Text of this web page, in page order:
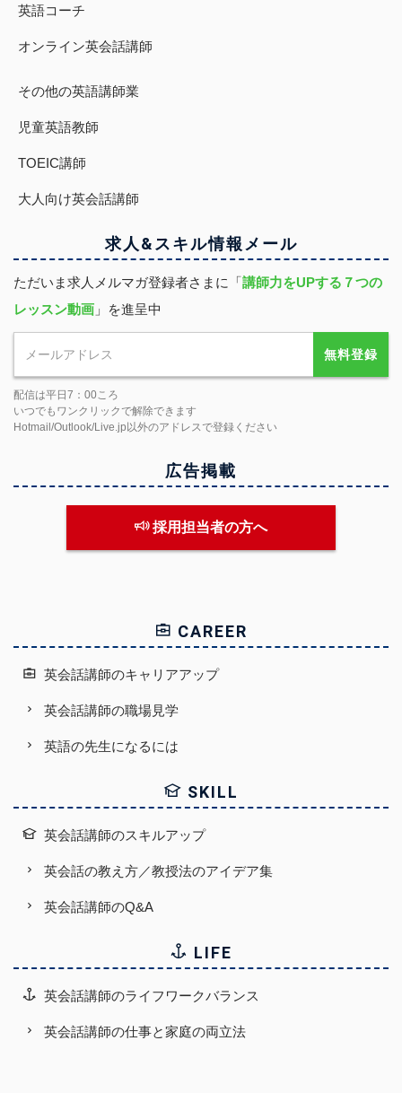
英語コーチ
オンライン英会話講師
その他の英語講師業
児童英語教師
TOEIC講師
大人向け英会話講師
求人&スキル情報 メール
ただいま求人メルマガ登録者さまに「講師力をUPする７つの
レッスン動画 」を進呈中
無料登録
配信は平日7：00ころ
いつでもワンクリックで解除できます
Hotmail/Outlook/Live.jp以外のアドレスで登録ください
広告掲載
採用担当者の方へ
CAREER
英会話講師のキャリアアップ
英会話講師の職場見学
英語の先生になるには
SKILL
英会話講師のスキルアップ
英会話の教え方／教授法のアイデア集
英会話講師のQ&A
LIFE
英会話講師のライフワークバランス
英会話講師の仕事と家庭の両立法